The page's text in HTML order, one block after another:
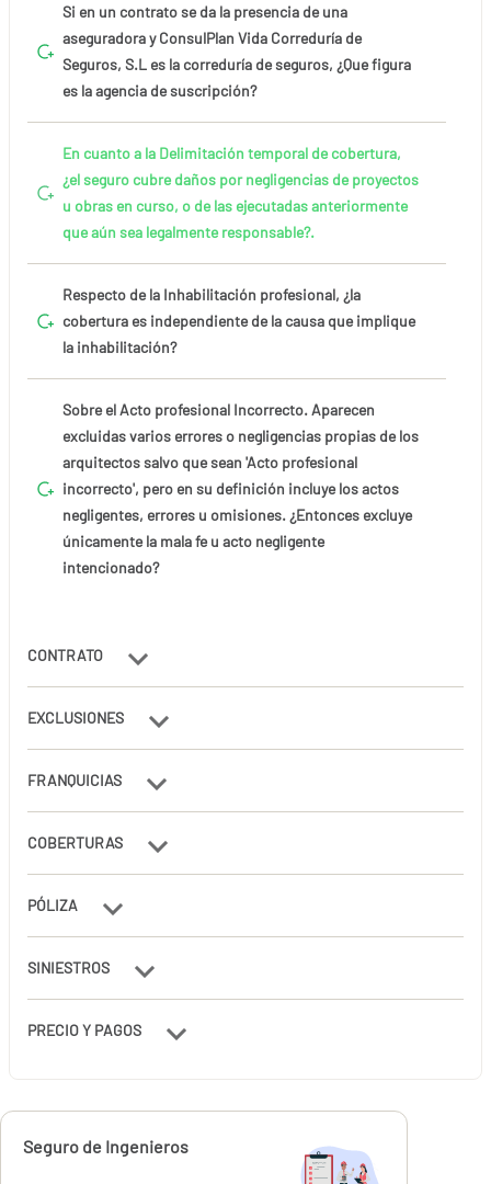
Si en un contrato se da la presencia de una
aseguradora y ConsulPlan Vida Correduría de
Seguros, S.L es la correduría de seguros, ¿Que figura
es la agencia de suscripción?
En cuanto a la Delimitación temporal de cobertura,
¿el seguro cubre daños por negligencias de proyectos
u obras en curso, o de las ejecutadas anteriormente
que aún sea legalmente responsable?.
Respecto de la Inhabilitación profesional, ¿la
cobertura es independiente de la causa que implique
la inhabilitación?
Sobre el Acto profesional Incorrecto. Aparecen
excluidas varios errores o negligencias propias de los
arquitectos salvo que sean 'Acto profesional
incorrecto', pero en su definición incluye los actos
negligentes, errores u omisiones. ¿Entonces excluye
únicamente la mala fe u acto negligente
intencionado?
CONTRATO
EXCLUSIONES
FRANQUICIAS
COBERTURAS
PÓLIZA
SINIESTROS
PRECIO Y PAGOS
Calcúlalo ahora
Seguro de Ingenieros